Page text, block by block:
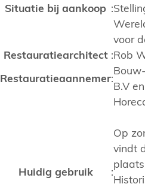
Situatie bij aankoop :
voor
Restauratiearchitect :Rob
Restauratieaannemer:
B.V
Huidig gebruik :
Op
vindt